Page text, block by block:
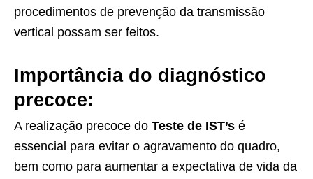
procedimentos de prevenção da transmissão
vertical possam ser feitos.
Importância do diagnóstico
precoce:
A realização precoce do Teste de IST’s é
essencial para evitar o agravamento do quadro,
bem como para aumentar a expectativa de vida da